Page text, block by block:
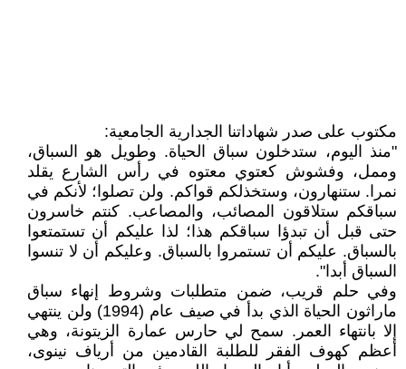
مكتوب على صدر شهاداتنا الجدارية الجامعية:
"منذ اليوم، ستدخلون سباق الحياة. وطويل هو السباق،
وممل، وفشوش كعتوي معتوه في رأس الشارع يقلد
نمرا. ستنهارون، وستخذلكم قواكم. ولن تصلوا؛ لأنكم في
سباقكم ستلاقون المصائب، والمصاعب. كنتم خاسرون
حتى قبل أن تبدؤا سباقكم هذا؛ لذا عليكم أن تستمتعوا
بالسباق. عليكم أن تستمروا بالسباق. وعليكم أن لا تنسوا
السباق أبدا".
وفي حلم قريب، ضمن متطلبات وشروط إنهاء سباق
ماراثون الحياة الذي بدأ في صيف عام (1994) ولن ينتهي
إلا بانتهاء العمر. سمح لي حارس عمارة الزيتونة، وهي
أعظم كهوف الفقر للطلبة القادمين من أرياف نينوى،